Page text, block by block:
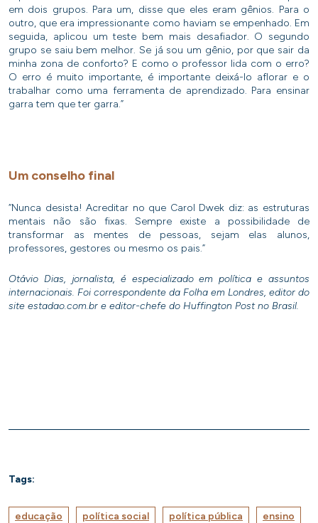
em dois grupos. Para um, disse que eles eram gênios. Para o
outro, que era impressionante como haviam se empenhado. Em
seguida, aplicou um teste bem mais desafiador. O segundo
grupo se saiu bem melhor. Se já sou um gênio, por que sair da
minha zona de conforto? E como o professor lida com o erro?
O erro é muito importante, é importante deixá-lo aflorar e o
trabalhar como uma ferramenta de aprendizado. Para ensinar
garra tem que ter garra.”
Um conselho final
“Nunca desista! Acreditar no que Carol Dwek diz: as estruturas
mentais não são fixas. Sempre existe a possibilidade de
transformar as mentes de pessoas, sejam elas alunos,
professores, gestores ou mesmo os pais.”
Otávio Dias, jornalista, é especializado em política e assuntos
internacionais. Foi correspondente da Folha em Londres, editor do
site estadao.com.br e editor-chefe do Huffington Post no Brasil.
Tags:
educação política social política pública ensino